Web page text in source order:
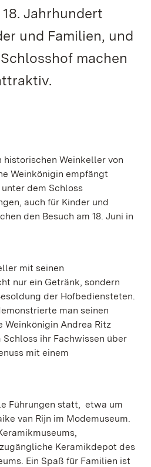
Jahrhundert
und Familien, und
machen
Weinkeller von
Weinkönigin empfängt
dem Schloss
auch für Kinder und
den Besuch am 18. Juni in
mit seinen
nur ein Getränk, sondern
der Hofbediensteten.
man seinen
Andrea Ritz
ihr Fachwissen über
mit einem
Führungen statt, etwa um
van Rijn im Modemuseum.
Keramikdepot des
Ein Spaß für Familien ist